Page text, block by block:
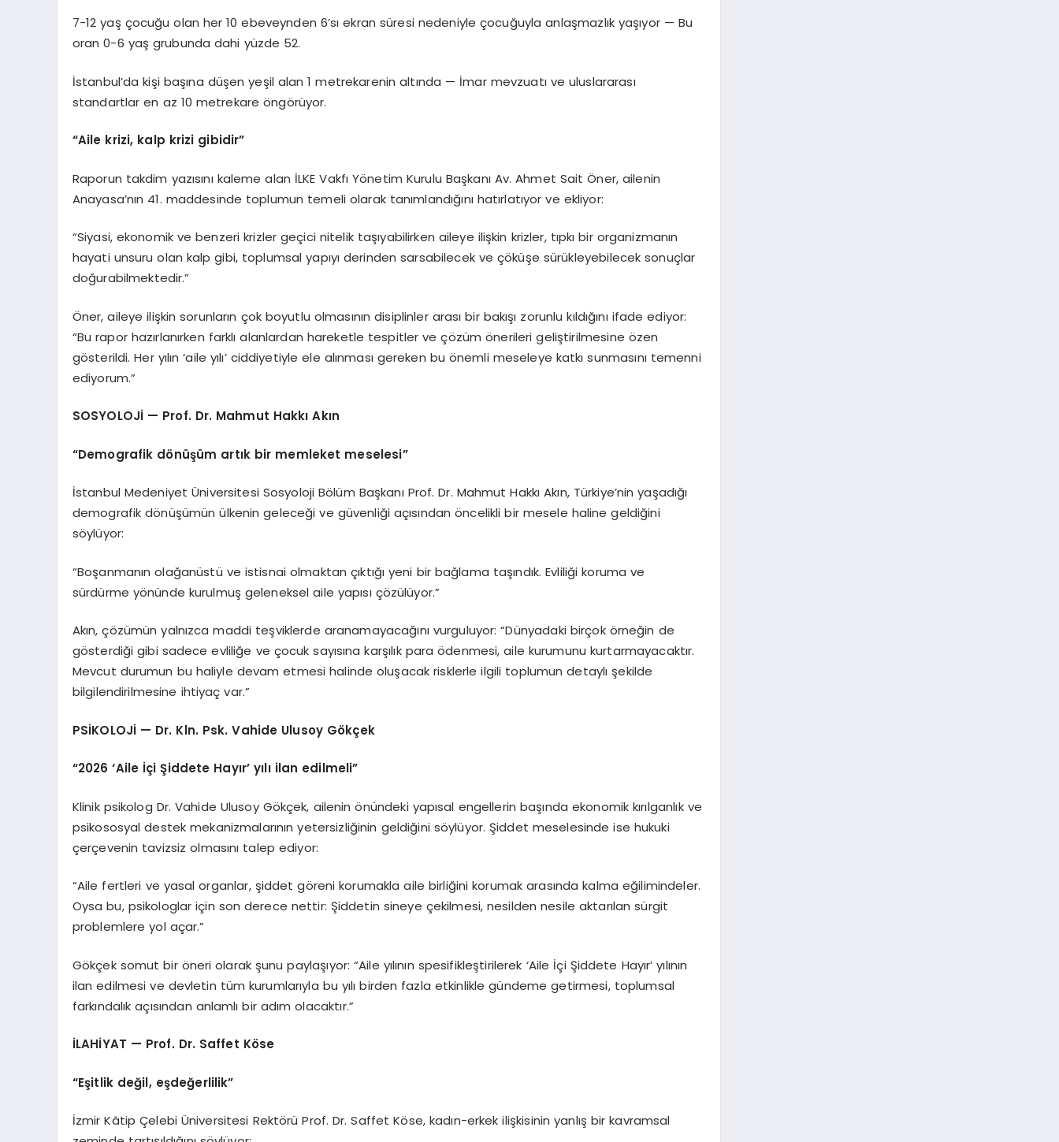
7-12 yaş çocuğu olan her 10 ebeveynden 6’sı ekran süresi nedeniyle çocuğuyla anlaşmazlık yaşıyor — Bu
oran 0-6 yaş grubunda dahi yüzde 52.
İstanbul’da kişi başına düşen yeşil alan 1 metrekarenin altında — İmar mevzuatı ve uluslararası
standartlar en az 10 metrekare öngörüyor.
“Aile krizi, kalp krizi gibidir”
Raporun takdim yazısını kaleme alan İLKE Vakfı Yönetim Kurulu Başkanı Av. Ahmet Sait Öner, ailenin
Anayasa’nın 41. maddesinde toplumun temeli olarak tanımlandığını hatırlatıyor ve ekliyor:
“Siyasi, ekonomik ve benzeri krizler geçici nitelik taşıyabilirken aileye ilişkin krizler, tıpkı bir organizmanın
hayati unsuru olan kalp gibi, toplumsal yapıyı derinden sarsabilecek ve çöküşe sürükleyebilecek sonuçlar
doğurabilmektedir.”
Öner, aileye ilişkin sorunların çok boyutlu olmasının disiplinler arası bir bakışı zorunlu kıldığını ifade ediyor:
“Bu rapor hazırlanırken farklı alanlardan hareketle tespitler ve çözüm önerileri geliştirilmesine özen
gösterildi. Her yılın ‘aile yılı’ ciddiyetiyle ele alınması gereken bu önemli meseleye katkı sunmasını temenni
ediyorum.”
SOSYOLOJİ — Prof. Dr. Mahmut Hakkı Akın
“Demografik dönüşüm artık bir memleket meselesi”
İstanbul Medeniyet Üniversitesi Sosyoloji Bölüm Başkanı Prof. Dr. Mahmut Hakkı Akın, Türkiye’nin yaşadığı
demografik dönüşümün ülkenin geleceği ve güvenliği açısından öncelikli bir mesele haline geldiğini
söylüyor:
“Boşanmanın olağanüstü ve istisnai olmaktan çıktığı yeni bir bağlama taşındık. Evliliği koruma ve
sürdürme yönünde kurulmuş geleneksel aile yapısı çözülüyor.”
Akın, çözümün yalnızca maddi teşviklerde aranamayacağını vurguluyor: “Dünyadaki birçok örneğin de
gösterdiği gibi sadece evliliğe ve çocuk sayısına karşılık para ödenmesi, aile kurumunu kurtarmayacaktır.
Mevcut durumun bu haliyle devam etmesi halinde oluşacak risklerle ilgili toplumun detaylı şekilde
bilgilendirilmesine ihtiyaç var.”
PSİKOLOJİ — Dr. Kln. Psk. Vahide Ulusoy Gökçek
“2026 ‘Aile İçi Şiddete Hayır’ yılı ilan edilmeli”
Klinik psikolog Dr. Vahide Ulusoy Gökçek, ailenin önündeki yapısal engellerin başında ekonomik kırılganlık ve
psikososyal destek mekanizmalarının yetersizliğinin geldiğini söylüyor. Şiddet meselesinde ise hukuki
çerçevenin tavizsiz olmasını talep ediyor:
“Aile fertleri ve yasal organlar, şiddet göreni korumakla aile birliğini korumak arasında kalma eğilimindeler.
Oysa bu, psikologlar için son derece nettir: Şiddetin sineye çekilmesi, nesilden nesile aktarılan sürgit
problemlere yol açar.”
Gökçek somut bir öneri olarak şunu paylaşıyor: “Aile yılının spesifikleştirilerek ‘Aile İçi Şiddete Hayır’ yılının
ilan edilmesi ve devletin tüm kurumlarıyla bu yılı birden fazla etkinlikle gündeme getirmesi, toplumsal
farkındalık açısından anlamlı bir adım olacaktır.”
İLAHİYAT — Prof. Dr. Saffet Köse
“Eşitlik değil, eşdeğerlilik”
İzmir Kâtip Çelebi Üniversitesi Rektörü Prof. Dr. Saffet Köse, kadın-erkek ilişkisinin yanlış bir kavramsal